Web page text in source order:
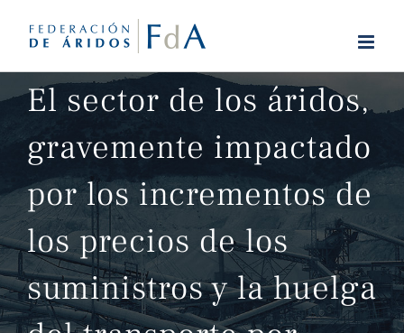
El sector de los áridos,
gravemente impactado
por los incrementos de
los precios de los
suministros y la huelga